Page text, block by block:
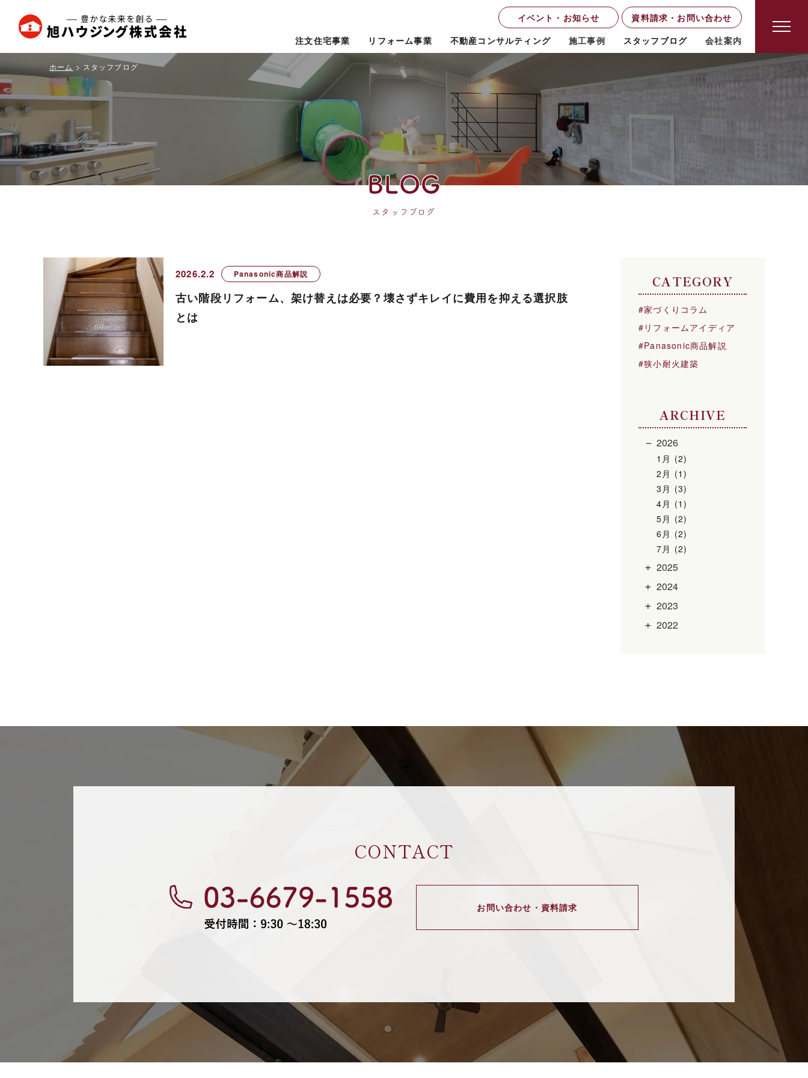
旭
ハ
ウ
ジ
グ
式
会
社
イベント・お知らせ
資料請求・お問い合わせ
注文住宅事業
リフォーム事業 不動産コンサルティング 施工事例 スタッフブログ 会社案内
ホーム スタッフブログ
BLOG
スタッフブログ
CATEGORY
家づくりコラム
リフォームアイディア
Panasonic商品解説
狭小耐火建築
ARCHIVE
2026
1月 (2)
2月 (1)
3月 (3)
4月 (1)
5月 (2)
6月 (2)
7月 (2)
2025
2024
2023
2022
2026.2.2 Panasonic商品解説
古い階段リフォーム、架け替えは必要？壊さずキレイに費用を抑える選択肢
とは
CONTACT
お問い合わせ・資料請求